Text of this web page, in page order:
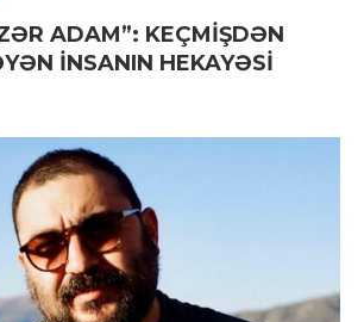
ADAM”: KEÇMİŞDƏN
İNSANIN HEKAYƏSİ